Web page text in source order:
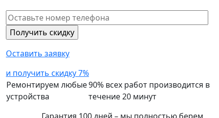
Оставить заявку
и получить скидку 7%
Ремонтируем любые
устройства
90% всех работ производится в
течение 20 минут